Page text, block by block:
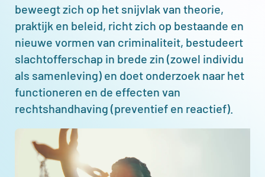
beweegt zich op het snijvlak van theorie,
praktijk en beleid, richt zich op bestaande en
nieuwe vormen van criminaliteit, bestudeert
slachtofferschap in brede zin (zowel individu
als samenleving) en doet onderzoek naar het
functioneren en de effecten van
rechtshandhaving (preventief en reactief).
Afbeelding